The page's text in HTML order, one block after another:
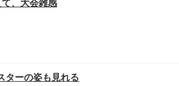
ターの姿も見れる